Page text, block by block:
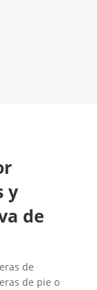
y
de
de
de pie o